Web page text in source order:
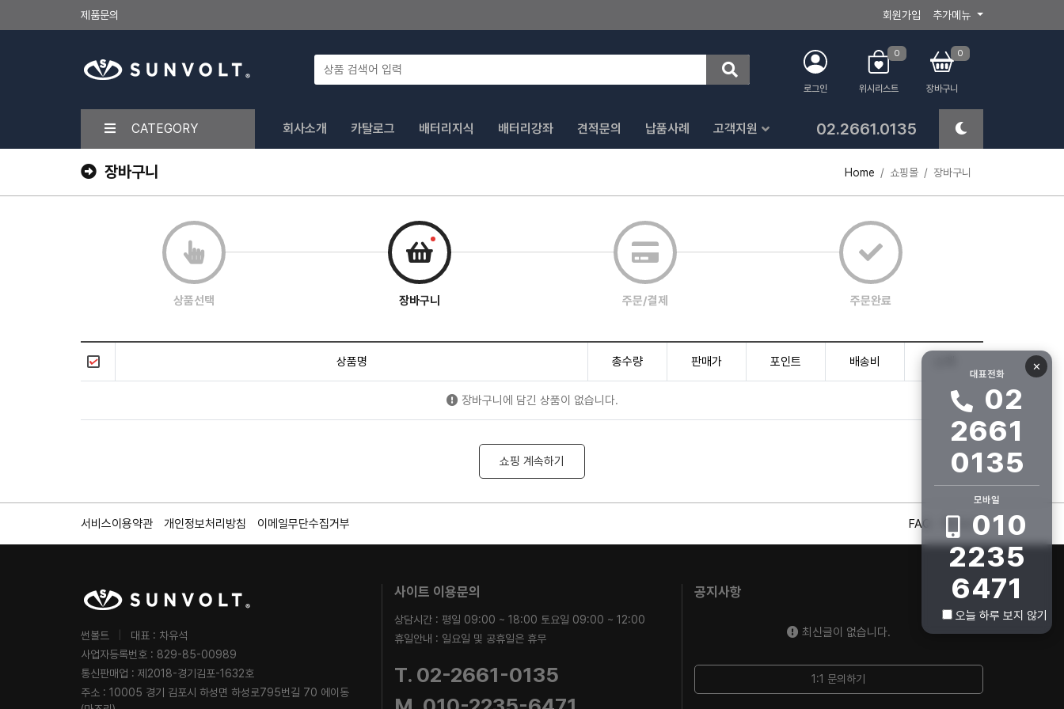
제품문의 회원가입 추가메뉴
로그인
0
위시리스트
0
장바구니
CATEGORY 회사소개 카탈로그 배터리지식 배터리강좌 견적문의 납품사례 고객지원 02.2661.0135
장바구니 Home 쇼핑몰 장바구니
상품선택 장바구니 주문/결제 주문완료
상품명 총수량 판매가 포인트 배송비
장바구니에 담긴 상품이 없습니다.
쇼핑 계속하기
서비스이용약관 개인정보처리방침 이메일무단수집거부 FAQ 회사소개
썬볼트
대표 : 차유석
사업자등록번호 : 829-85-00989
통신판매업 : 제2018-경기김포-1632호
주소 : 10005 경기 김포시 하성면 하성로795번길 70 에이동
사이트 이용문의
상담시간 : 평일 09:00 ~ 18:00 토요일 09:00 ~ 12:00
휴일안내 : 일요일 및 공휴일은 휴무
T. 02-2661-0135
공지사항
최신글이 없습니다.
1:1 문의하기
✕
대표전화
02
2661
0135
모바일
010
2235
6471
오늘 하루 보지 않기